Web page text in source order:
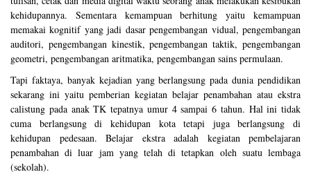
kehidupannya. Sementara kemampuan berhitung yaitu kemampuan
memakai kognitif yang jadi dasar pengembangan vidual, pengembangan
auditori, pengembangan kinestik, pengembangan taktik, pengembangan
geometri, pengembangan aritmatika, pengembangan sains permulaan.
Tapi faktaya, banyak kejadian yang berlangsung pada dunia pendidikan
sekarang ini yaitu pemberian kegiatan belajar penambahan atau ekstra
calistung pada anak TK tepatnya umur 4 sampai 6 tahun. Hal ini tidak
cuma berlangsung di kehidupan kota tetapi juga berlangsung di
kehidupan pedesaan. Belajar ekstra adalah kegiatan pembelajaran
penambahan di luar jam yang telah di tetapkan oleh suatu lembaga
(sekolah).